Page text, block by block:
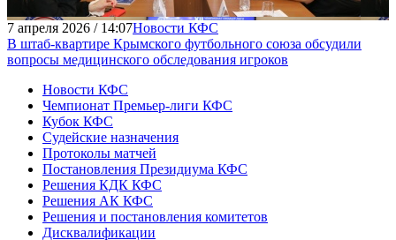
7 апреля 2026 / 14:07Новости КФС
В штаб-квартире Крымского футбольного союза обсудили
вопросы медицинского обследования игроков
Новости КФС
Чемпионат Премьер-лиги КФС
Кубок КФС
Судейские назначения
Протоколы матчей
Постановления Президиума КФС
Решения КДК КФС
Решения АК КФС
Решения и постановления комитетов
Дисквалификации